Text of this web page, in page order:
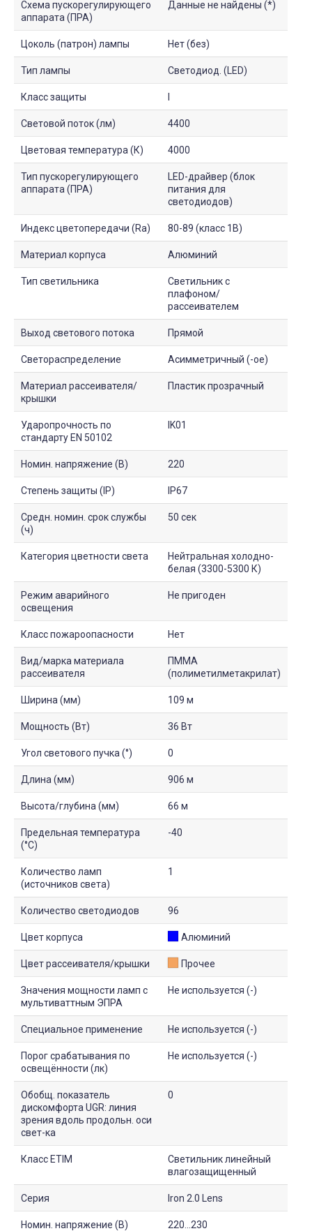
Схема пускорегулирующего
аппарата (ПРА)
Данные не найдены (*)
Цоколь (патрон) лампы Нет (без)
Тип лампы Светодиод. (LED)
Класс защиты
Световой поток (лм) 4400
Цветовая температура (К) 4000
Тип пускорегулирующего
аппарата (ПРА)
LED-драйвер (блок
питания для
светодиодов)
Индекс цветопередачи (Ra) 80-89 (класс 1B)
Материал корпуса Алюминий
Тип светильника
Светильник с
плафоном/
рассеивателем
Выход светового потока Прямой
Светораспределение Асимметричный (-ое)
Материал рассеивателя/
крышки
Пластик прозрачный
Ударопрочность по
стандарту EN 50102
IK01
Номин. напряжение (В) 220
Степень защиты (IP) IP67
Средн. номин. срок службы
(ч)
50 сек
Категория цветности света
Нейтральная холодно-
белая (3300-5300 К)
Режим аварийного
освещения
Не пригоден
Класс пожароопасности Нет
Вид/марка материала
рассеивателя
ПММА
(полиметилметакрилат)
Ширина (мм) 109 м
Мощность (Вт) 36 Вт
Угол светового пучка (°) 0
Длина (мм) 906 м
Высота/глубина (мм) 66 м
Предельная температура
(°C)
-40
Количество ламп
(источников света)
1
Количество светодиодов 96
Цвет корпуса Алюминий
Цвет рассеивателя/крышки Прочее
Значения мощности ламп с
мультиваттным ЭПРА
Не используется (-)
Специальное применение Не используется (-)
Порог срабатывания по
освещённости (лк)
Не используется (-)
Обобщ. показатель
дискомфорта UGR: линия
зрения вдоль продольн. оси
свет-ка
0
Класс ETIM
Светильник линейный
влагозащищенный
Серия Iron 2.0 Lens
Номин. напряжение (В) 220...230